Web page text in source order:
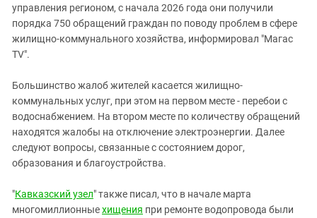
управления регионом, с начала 2026 года они получили
порядка 750 обращений граждан по поводу проблем в сфере
жилищно-коммунального хозяйства, информировал "Магас
TV".
Большинство жалоб жителей касается жилищно-
коммунальных услуг, при этом на первом месте - перебои с
водоснабжением. На втором месте по количеству обращений
находятся жалобы на отключение электроэнергии. Далее
следуют вопросы, связанные с состоянием дорог,
образования и благоустройства.
"Кавказский узел" также писал, что в начале марта
многомиллионныехищения при ремонте водопровода были